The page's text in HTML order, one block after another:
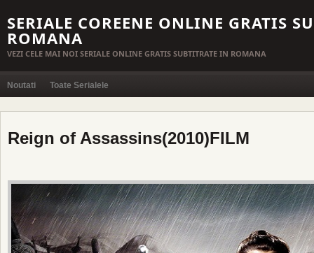
SERIALE COREENE ONLINE GRATIS
ROMANA
VEZI CELE MAI NOI SERIALE ONLINE GRATIS SUBTITRATE IN ROMANA
Noutati Toate Serialele
Reign of Assassins(2010)FILM